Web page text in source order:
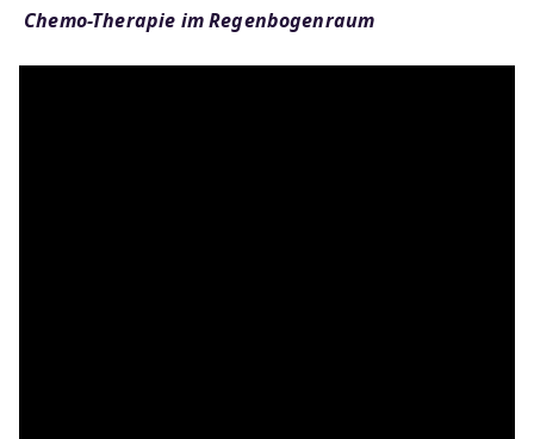
Chemo-Therapie im Regenbogenraum